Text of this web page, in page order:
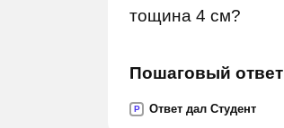
тощина 4 см?
Пошаговый ответ
P Ответ дал Студент